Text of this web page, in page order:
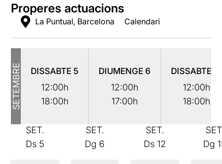
Properes actuacions
La Puntual, Barcelona Calendari
SETEMBRE DISSABTE 5
12:00h
18:00h
DIUMENGE 6
12:00h
17:00h
DISSABTE
12:00h
18:00h
SET.
Ds 5
SET.
Dg 6
SET.
Ds 12
Dg